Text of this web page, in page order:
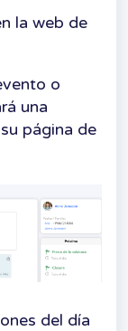
la web de
o
una
página de
del día